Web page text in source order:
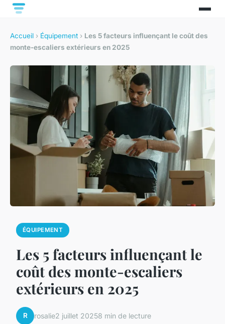
Accueil › Équipement › Les 5 facteurs influençant le coût des
monte-escaliers extérieurs en 2025
ÉQUIPEMENT
Les 5 facteurs influençant le
coût des monte-escaliers
extérieurs en 2025
R rosalie2 juillet 20258 min de lecture